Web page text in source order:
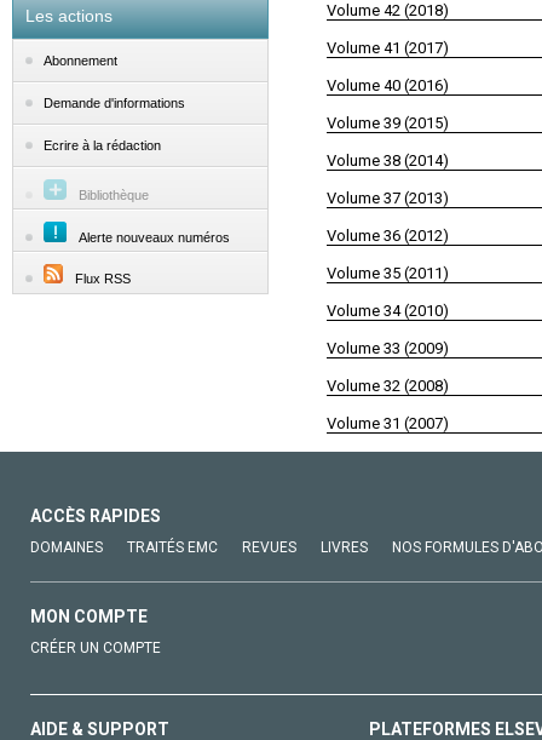
Les actions
Abonnement
Demande d'informations
Ecrire à la rédaction
Bibliothèque
Alerte nouveaux numéros
Flux RSS
Volume 42 (2018)
Volume 41 (2017)
Volume 40 (2016)
Volume 39 (2015)
Volume 38 (2014)
Volume 37 (2013)
Volume 36 (2012)
Volume 35 (2011)
Volume 34 (2010)
Volume 33 (2009)
Volume 32 (2008)
Volume 31 (2007)
ACCÈS RAPIDES
DOMAINES TRAITÉS EMC REVUES LIVRES NOS FORMULES
MON COMPTE
CRÉER UN COMPTE
AIDE & SUPPORT PLATEFORMES